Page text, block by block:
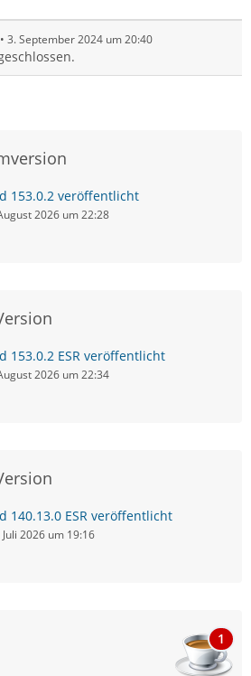
3. September 2024 um 20:40
153.0.2 veröffentlicht
2026 um 22:28
153.0.2 ESR veröffentlicht
2026 um 22:34
140.13.0 ESR veröffentlicht
Juli 2026 um 19:16
1